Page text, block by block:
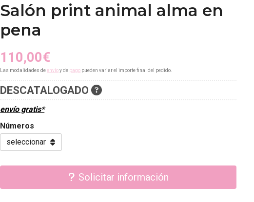
Salón print animal alma en
pena
110,00€
Las modalidades deenvíoy de pago pueden variar el importe final del pedido.
DESCATALOGADO
envío gratis*
Números
Solicitar información